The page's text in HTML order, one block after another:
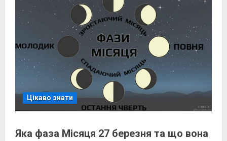
Цікаво знати
Яка фаза Місяця 27 березня та що вона